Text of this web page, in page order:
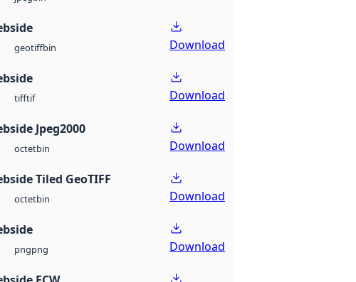
geotiffbin Download
tifftif Download
Jpeg2000
octetbin Download
Tiled GeoTIFF
octetbin Download
pngpng Download